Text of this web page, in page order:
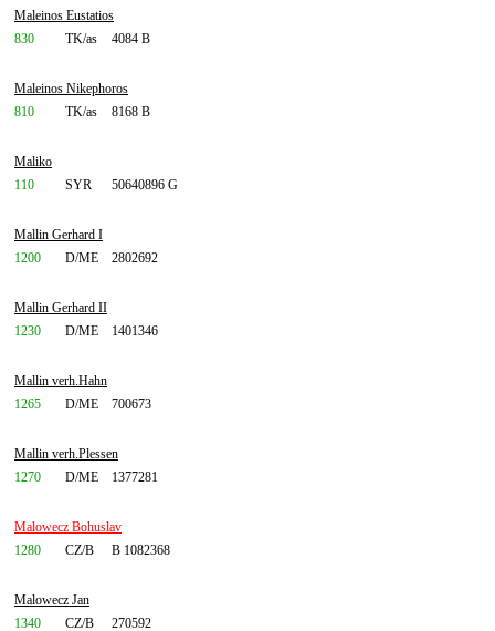
Maleinos Eustatios
830
TK/as 4084 B
Maleinos Nikephoros
810
TK/as 8168 B
Maliko
110
SYR 50640896 G
Mallin Gerhard I
1200
D/ME 2802692
Mallin Gerhard II
1230
D/ME 1401346
Mallin verh.Hahn
1265
D/ME 700673
Mallin verh.Plessen
1270
D/ME 1377281
Malowecz Bohuslav
1280
CZ/B B 1082368
Malowecz Jan
1340
CZ/B 270592